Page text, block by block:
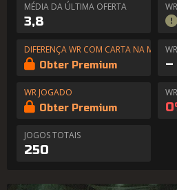
MÉDIA DA ÚLTIMA OFERTA
3,8
DIFERENÇA WR COM CARTA NA MÃO
Obter Premium
–
WR JOGADO
Obter Premium
JOGOS TOTAIS
250